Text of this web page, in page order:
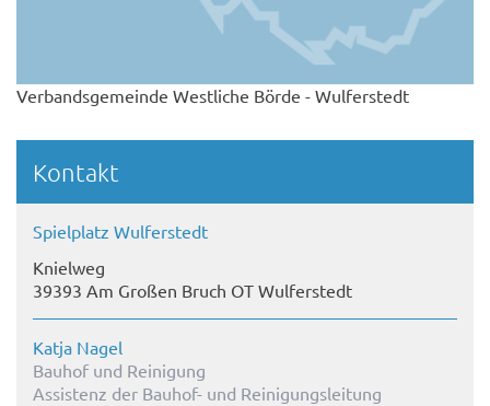
Verbandsgemeinde Westliche Börde - Wulferstedt
Kontakt
Spielplatz Wulferstedt
Knielweg
39393 Am Großen Bruch OT Wulferstedt
Katja Nagel
Bauhof und Reinigung
Assistenz der Bauhof- und Reinigungsleitung